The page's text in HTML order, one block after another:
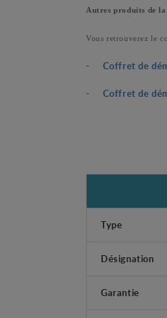
Autres produits de la
Vous retrouverez le
- Coffret de
- Coffret de
Type
Désignation
Garantie